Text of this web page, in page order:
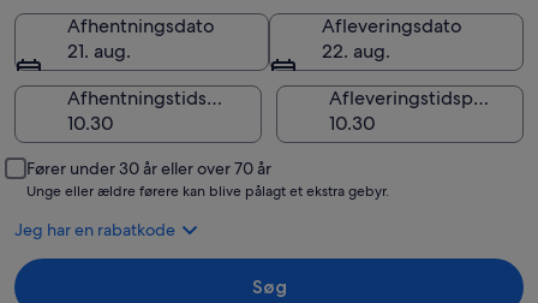
Afhentningsdato
21. aug.
Afleveringsdato
22. aug.
Afhentningstidspunkt
Afleveringstidspunkt
Fører under 30 år eller over 70 år
Unge eller ældre førere kan blive pålagt et ekstra gebyr.
Jeg har en rabatkode
Søg